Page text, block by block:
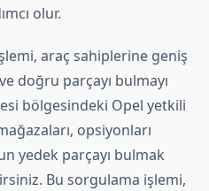
olur.
araç sahiplerine geniş
doğru parçayı bulmayı
bölgesindeki Opel yetkili
opsiyonları
yedek parçayı bulmak
Bu sorgulama işlemi,